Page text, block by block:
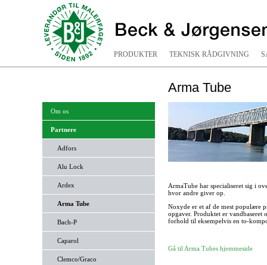
PRODUKTER TEKNISK RÅDGIVNING
Arma Tube
Om os
Partnere
Adfors
Alu Lock
Ardex
Arma Tube
Bach-P
Caparol
Clemco/Graco
ArmaTube har specialiseret sig i
hvor andre giver op.
Noxyde er et af de mest populære
opgaver. Produktet er vandbaseret
forhold til eksempelvis en to-
Gå til Arma Tubes hjemmeside